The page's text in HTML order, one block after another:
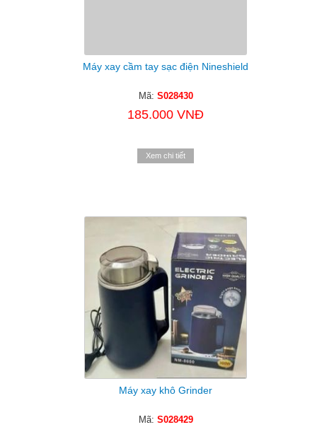
Máy xay cầm tay sạc điện Nineshield
Mã: S028430
185.000 VNĐ
Xem chi tiết
Máy xay khô Grinder
Mã: S028429